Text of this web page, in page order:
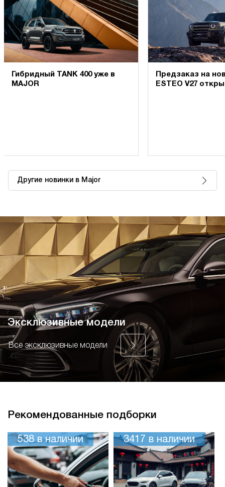
Гибридный TANK 400 уже в
MAJOR
Предзаказ на
ESTEO V27
Другие новинки в Major
Эксклюзивные модели
Все эксклюзивные модели
Рекомендованные подборки
538 в наличии 3417 в наличии